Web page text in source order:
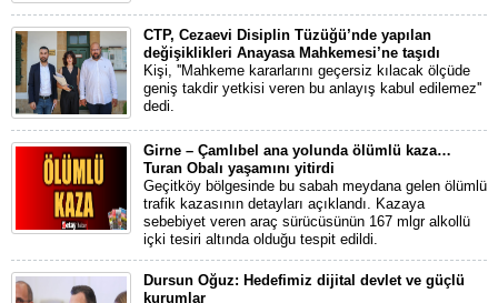
CTP, Cezaevi Disiplin Tüzüğü’nde yapılan
değişiklikleri Anayasa Mahkemesi’ne taşıdı
Kişi, ''Mahkeme kararlarını geçersiz kılacak ölçüde
geniş takdir yetkisi veren bu anlayış kabul edilemez''
dedi.
Girne – Çamlıbel ana yolunda ölümlü kaza…
Turan Obalı yaşamını yitirdi
Geçitköy bölgesinde bu sabah meydana gelen ölümlü
trafik kazasının detayları açıklandı. Kazaya
sebebiyet veren araç sürücüsünün 167 mlgr alkollü
içki tesiri altında olduğu tespit edildi.
Dursun Oğuz: Hedefimiz dijital devlet ve güçlü
kurumlar